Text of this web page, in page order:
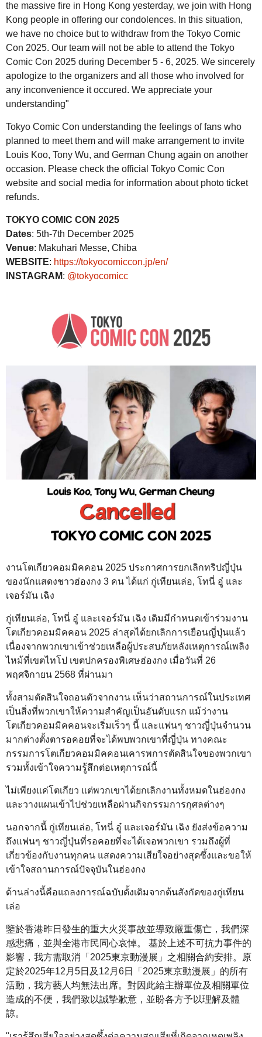
the massive fire in Hong Kong yesterday, we join with Hong
Kong people in offering our condolences. In this situation,
we have no choice but to withdraw from the Tokyo Comic
Con 2025. Our team will not be able to attend the Tokyo
Comic Con 2025 during December 5 - 6, 2025. We sincerely
apologize to the organizers and all those who involved for
any inconvenience it occured. We appreciate your
understanding"
Tokyo Comic Con understanding ​​the feelings of fans who
planned to meet them and will make arrangement to invite
Louis Koo, Tony Wu, and German Chung again on another
occasion. Please check the official Tokyo Comic Con
website and social media for information about photo ticket
refunds.
TOKYO COMIC CON 2025
Dates: 5th-7th December 2025
Venue: Makuhari Messe, Chiba
WEBSITE: https://tokyocomiccon.jp/en/
INSTAGRAM: @tokyocomicc
งานโตเกียวคอมมิคคอน 2025 ประกาศการยกเลิกทริปญี่ปุ่น
ของนักแสดงชาวฮ่องกง 3 คน ได้แก่ กู่เทียนเล่อ, โทนี่ อู๋ และ
เจอร์มัน เฉิง
กู่เทียนเล่อ, โทนี่ อู๋ และเจอร์มัน เฉิง เดิมมีกำหนดเข้าร่วมงาน
โตเกียวคอมมิคคอน 2025 ล่าสุดได้ยกเลิกการเยือนญี่ปุ่นแล้ว
เนื่องจากพวกเขาเข้าช่วยเหลือผู้ประสบภัยหลังเหตุการณ์เพลิง
ไหม้ที่เขตไทโป เขตปกครองพิเศษฮ่องกง เมื่อวันที่ 26
พฤศจิกายน 2568 ที่ผ่านมา
ทั้งสามตัดสินใจถอนตัวจากงาน เห็นว่าสถานการณ์ในประเทศ
เป็นสิ่งที่พวกเขาให้ความสำคัญเป็นอันดับแรก แม้ว่างาน
โตเกียวคอมมิคคอนจะเริ่มเร็วๆ นี้ และแฟนๆ ชาวญี่ปุ่นจำนวน
มากต่างตั้งตารอคอยที่จะได้พบพวกเขาที่ญี่ปุ่น ทางคณะ
กรรมการโตเกียวคอมมิคคอนเคารพการตัดสินใจของพวกเขา
รวมทั้งเข้าใจความรู้สึกต่อเหตุการณ์นี้
ไม่เพียงแค่โตเกียว แต่พวกเขาได้ยกเลิกงานทั้งหมดในฮ่องกง
และวางแผนเข้าไปช่วยเหลือผ่านกิจกรรมการกุศลต่างๆ
นอกจากนี้ กู่เทียนเล่อ, โทนี่ อู๋ และเจอร์มัน เฉิง ยังส่งข้อความ
ถึงแฟนๆ ชาวญี่ปุ่นที่รอคอยที่จะได้เจอพวกเขา รวมถึงผู้ที่
เกี่ยวข้องกับงานทุกคน แสดงความเสียใจอย่างสุดซึ้งและขอให้
เข้าใจสถานการณ์ปัจจุบันในฮ่องกง
ด้านล่างนี้คือแถลงการณ์ฉบับดั้งเดิมจากต้นสังกัดของกู่เทียน
เล่อ
鑒於香港昨日發生的重大火災事故並導致嚴重傷亡，我們深
感悲痛，並與全港市民同心哀悼。 基於上述不可抗力事件的
影響，我方需取消「2025東京動漫展」之相關合約安排。原
定於2025年12月5日及12月6日「2025東京動漫展」的所有
活動，我方藝人均無法出席。對因此給主辦單位及相關單位
造成的不便，我們致以誠摯歉意，並盼各方予以理解及體
諒。